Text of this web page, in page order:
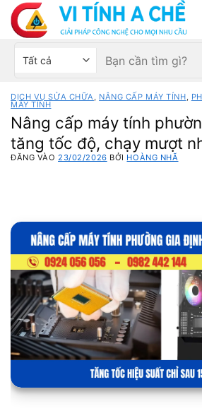
Bỏ
qua
nội
dungChọn
sản
phẩm
Tìm
kiếm:
DỊCH VỤ SỬA CHỮA NÂNG CẤP MÁY TÍNH
MÁY TÍNH
Nâng cấp máy tính
tăng tốc độ, chạy mượt
ĐĂNG VÀO23/02/2026 BỞI HOÀNG NHÃ